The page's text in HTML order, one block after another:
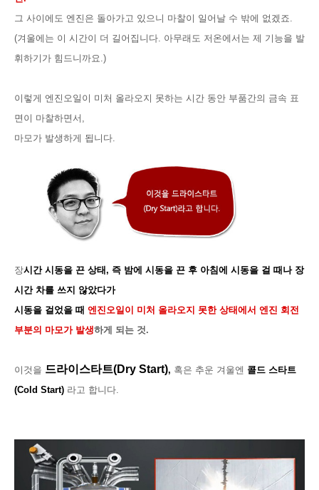
그 사이에도 엔진은 돌아가고 있으니 마찰이 일어날 수 밖에 없겠죠.
(겨울에는 이 시간이 더 길어집니다. 아무래도 저온에서는 제 기능을 발
휘하기가 힘드니까요.)
이렇게 엔진오일이 미처 올라오지 못하는 시간 동안 부품간의 금속 표
면이 마찰하면서,
마모가 발생하게 됩니다.
장시간 시동을 끈 상태, 즉 밤에 시동을 끈 후 아침에 시동을 걸 때나 장
시간 차를 쓰지 않았다가
시동을 걸었을 때 엔진오일이 미처 올라오지 못한 상태에서 엔진 회전
부분의 마모가 발생하게 되는 것.
이것을 드라이스타트(Dry Start), 혹은 추운 겨울엔 콜드 스타트
(Cold Start) 라고 합니다.